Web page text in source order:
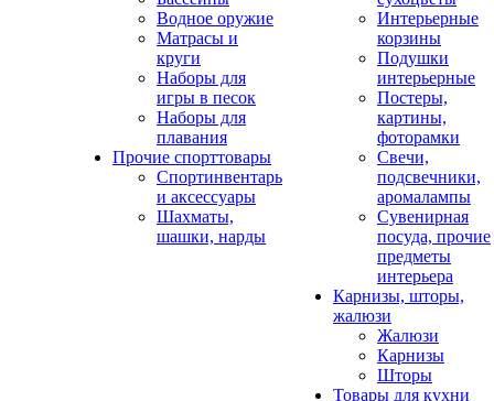
Водное оружие
Матрасы и
круги
Наборы для
игры в песок
Наборы для
плавания
Прочие спорттовары
Спортинвентарь
и аксессуары
Шахматы,
шашки, нарды
Интерьерные
корзины
Подушки
интерьерные
Постеры,
картины,
фоторамки
Свечи,
подсвечники,
аромалампы
Сувенирная
посуда, прочие
предметы
интерьера
Карнизы, шторы,
жалюзи
Жалюзи
Карнизы
Шторы
Товары для кухни